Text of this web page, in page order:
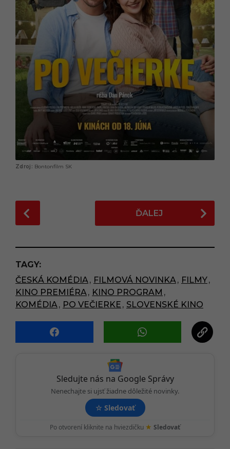
Bontonfilm SK
o
t
P
a
g
i
t
ĎALEJ
TAGY:
ČESKÁ KOMÉDIA, FILMOVÁ NOVINKA, FILMY,
KINO PREMIÉRA, KINO PROGRAM ,
KOMÉDIA, PO VEČIERKE , SLOVENSKÉ KINO
Sledujte nás na Google Správy
Nenechajte si ujsť žiadne dôležité novinky.
☆ Sledovať
Po otvorení kliknite na hviezdičku ★ Sledovať